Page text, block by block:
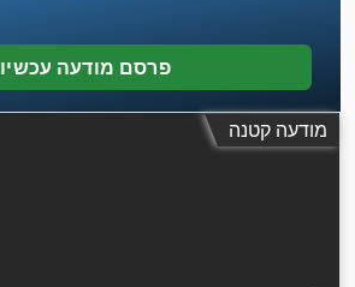
פרסם מודעה עכשיו
מודעה קטנה